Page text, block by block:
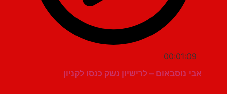
00:01:09
אבי נוסבאום – לרישיון נשק כנסו לקניון